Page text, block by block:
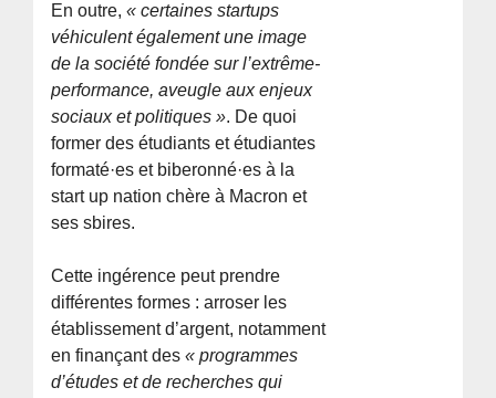
En outre,« certaines startups
véhiculent également une image
de la société fondée sur l’extrême-
performance, aveugle aux enjeux
sociaux et politiques ». De quoi
former des étudiants et étudiantes
formaté·es et biberonné·es à la
start up nation chère à Macron et
ses sbires.
Cette ingérence peut prendre
différentes formes : arroser les
établissement d’argent, notamment
en finançant des« programmes
d’études et de recherches qui